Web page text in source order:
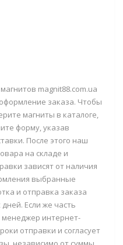
magnit88.com.ua
заказа. Чтобы
магниты в каталоге,
форму, указав
После этого наш
на складе и
зависят от наличия
выбранные
и отправка заказа
дней. Если же часть
менеджер интернет-
отправки и согласует